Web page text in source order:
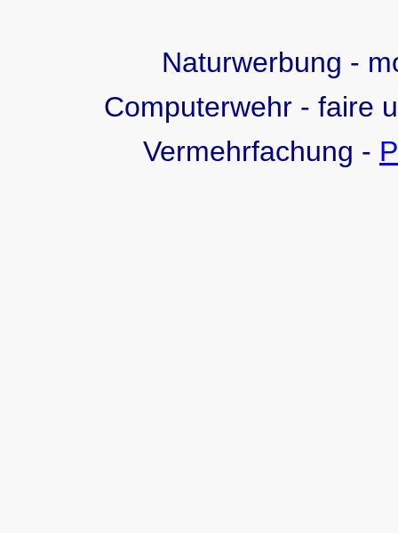
Naturwerbung -
Computerwehr - faire
Vermehrfachung -